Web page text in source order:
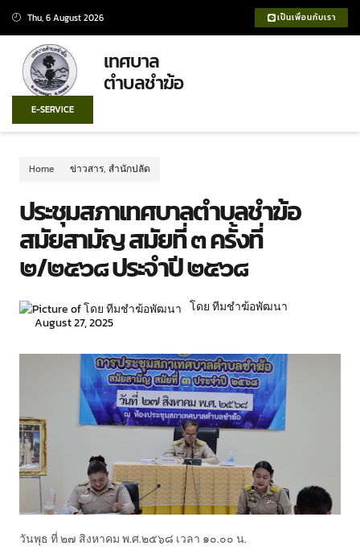
Thu, 6 August 2026 เป็นเพื่อนกับเรา
เทศบาล
ตำบลชำฆ้อ
E-SERVICE
Home ข่าวสาร, สำนักปลัด
ประชุมสภาเทศบาลตำบลชำฆ้อ
สมัยสามัญ สมัยที่ ๓ ครั้งที่
๒/๒๕๖๘ ประจำปี ๒๕๖๘
โดย ทีมชำฆ้อพัฒนา
August 27, 2025
วันพุธ ที่ ๒๗ สิงหาคม พ.ศ.๒๕๖๘ เวลา ๑๐.๐๐ น.